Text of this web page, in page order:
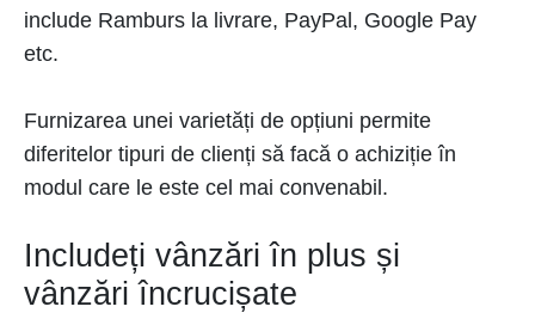
include Ramburs la livrare, PayPal, Google Pay
etc.
Furnizarea unei varietăți de opțiuni permite
diferitelor tipuri de clienți să facă o achiziție în
modul care le este cel mai convenabil.
Includeți vânzări în plus și
vânzări încrucișate